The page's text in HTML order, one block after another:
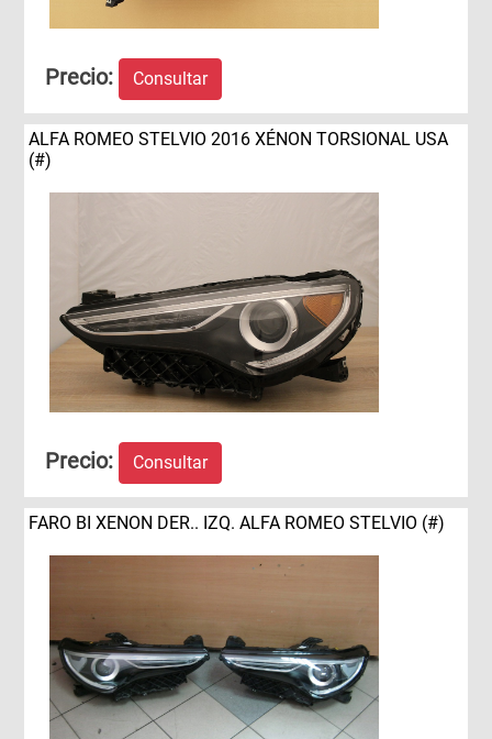
Precio: Consultar
ALFA ROMEO STELVIO 2016 XÉNON TORSIONAL USA
(#)
Precio: Consultar
FARO BI XENON DER.. IZQ. ALFA ROMEO STELVIO (#)